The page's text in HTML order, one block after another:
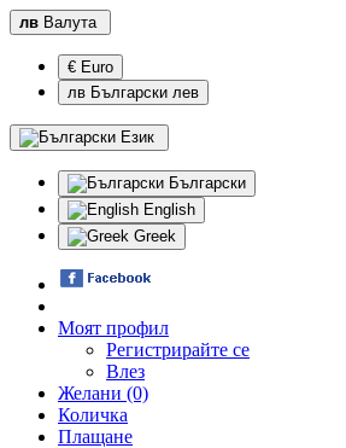
лв Валута
€ Euro
лв Български лев
Език
Български
English
Greek
Моят профил
Регистрирайте се
Влез
Желани (0)
Количка
Плащане